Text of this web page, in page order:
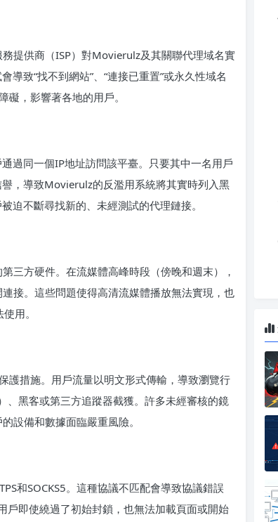
提供商（ISP）對Movierulz及其關聯代理域名實
致“找不到網站”、“連接已重置”或永久性域名
，影響著各地的用戶。
過同一個IP地址訪問該平臺。只要其中一名用戶
，導致Movierulz的反濫用系統將其實時列入黑
迫不斷尋找新的、未經測試的代理鏈接。
三方硬件。在流媒體高峰時段（傍晚和週末），
接。這些問題使得高清流媒體播放無法實現，也
用。
護措施。用戶流量以明文形式傳輸，導致瀏覽行
、黑客或第三方追蹤器截獲。許多未經審核的鏡
設備和數據面臨嚴重風險。
和SOCKS5。這種協議不匹配會導致協議錯誤
戶即使繞過了初始封鎖，也無法加載頁面或開始